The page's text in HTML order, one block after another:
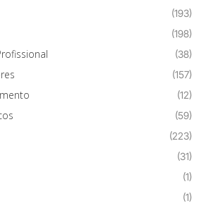
(193)
(198)
(38)
(157)
(12)
(59)
(223)
(31)
(1)
(1)